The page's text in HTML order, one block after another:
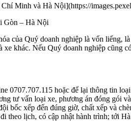
Minh và Hà Nội](https://
Gòn – Hà Nội
của Quý doanh nghiệp là vốn
xe khác. Nếu Quý doanh nghiệp
0707.707.115 hoặc để lại thông tin
tư vấn loại xe, phương án đóng gói
xếp đến đúng giờ, chất xếp và
lịch, có cập nhật hành trình; tới